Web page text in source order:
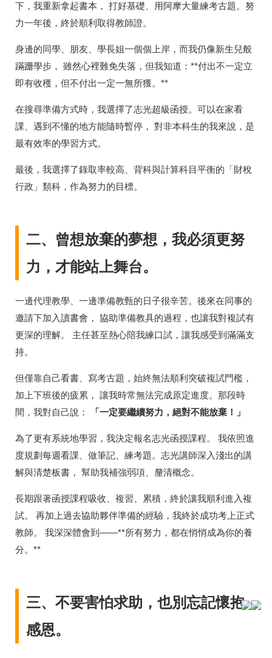
下，我重新拿起書本， 打好基礎、用阿摩大量練考古題。努
力一年後，終於順利取得教師證。
身邊的同學、朋友、學長姐一個個上岸，而我仍像新生兒般
蹣跚學步， 雖然心裡難免失落，但我知道：**付出不一定立
即有收穫，但不付出一定一無所獲。**
在搜尋準備方式時，我選擇了志光超級函授。可以在家看
課、遇到不懂的地方能隨時暫停， 對非本科生的我來說，是
最有效率的學習方式。
最後，我選擇了錄取率較高、背科與計算科目平衡的「財稅
行政」類科，作為努力的目標。
二、曾想放棄的夢想，我必須更努
力，才能站上舞台。
一邊代理教學、一邊準備教甄的日子很辛苦。後來在同事的
邀請下加入讀書會， 協助準備教具的過程，也讓我對複試有
更深的理解。 主任甚至熱心陪我練口試，讓我感受到滿滿支
持。
但僅靠自己看書、寫考古題，始終無法順利突破複試門檻，
加上下班後的疲累， 讓我時常無法完成原定進度。那段時
間，我對自己說：
「一定要繼續努力，絕對不能放棄！」
為了更有系統地學習，我決定報名志光函授課程。 我依照進
度規劃每週看課、做筆記、練考題。志光講師深入淺出的講
解與清楚板書， 幫助我補強弱項、釐清概念。
長期跟著函授課程吸收、複習、累積，終於讓我順利進入複
試。 再加上過去協助夥伴準備的經驗，我終於成功考上正式
教師。 我深深體會到——**所有努力，都在悄悄成為你的養
分。**
三、不要害怕求助，也別忘記懷抱
感恩。